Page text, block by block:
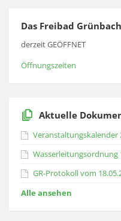
Das Freibad
derzeit GEÖFFNET
Öffnungszeiten
Aktuelle
Veranstaltungskalender
Wasserleitungsordnung
GR-Protokoll vom
Alle ansehen